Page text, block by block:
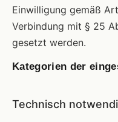
Einwilligung gemäß
Verbindung mit § 25
gesetzt werden.
Kategorien der
Technisch